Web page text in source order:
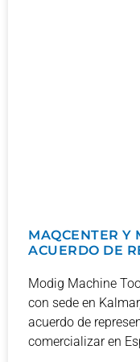
MAQCENTER Y
ACUERDO DE
Modig Machine
con sede en
acuerdo de
comercializar en